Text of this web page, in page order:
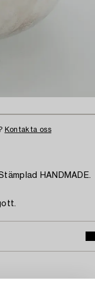
Kontakta oss
HANDMADE.